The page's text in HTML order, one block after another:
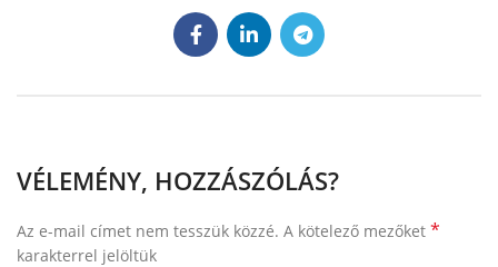
VÉLEMÉNY, HOZZÁSZÓLÁS?
Az e-mail címet nem tesszük közzé. A kötelező mezőket *
karakterrel jelöltük